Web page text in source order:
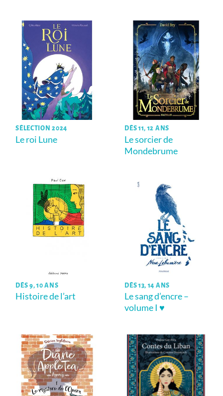
SÉLECTION 2024
Le roi Lune
DÈS 11, 12 ANS
Le sorcier de
Mondebrume
DÈS 9, 10 ANS
Histoire de l’art
DÈS 13, 14 ANS
Le sang d’encre –
volume I ♥